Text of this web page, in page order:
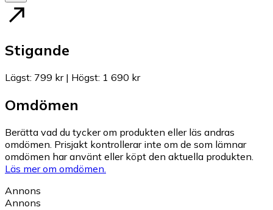
Stigande
Lägst: 799 kr| Högst: 1 690 kr
Omdömen
Berätta vad du tycker om produkten eller läs andras
omdömen. Prisjakt kontrollerar inte om de som lämnar
omdömen har använt eller köpt den aktuella produkten.
Läs mer om omdömen.
Annons
Annons